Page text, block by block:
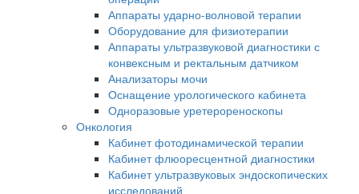
Аппараты ударно-волновой терапии
Оборудование для физиотерапии
Аппараты ультразвуковой диагностики с
конвексным и ректальным датчиком
Анализаторы мочи
Оснащение урологического кабинета
Одноразовые уретерореноскопы
Онкология
Кабинет фотодинамической терапии
Кабинет флюоресцентной диагностики
Кабинет ультразвуковых эндоскопических
исследований